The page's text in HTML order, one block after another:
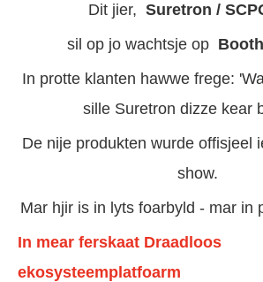
Dit jier, Suretron /
sil op jo wachtsje op
In protte klanten hawwe frege:
sille Suretron dizze kear
De nije produkten wurde offisjeel
show.
Mar hjir is in lyts foarbyld - mar in
In mear ferskaat Draadloos
ekosysteemplatfoarm